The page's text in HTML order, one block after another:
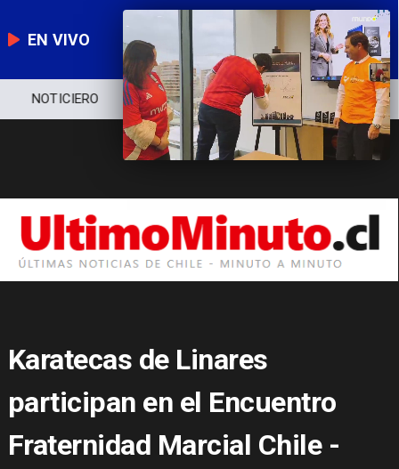
EN VIVO
NOTICIERO POLÍTICA ECONOMÍA
Karatecas de Linares
participan en el Encuentro
Fraternidad Marcial Chile -